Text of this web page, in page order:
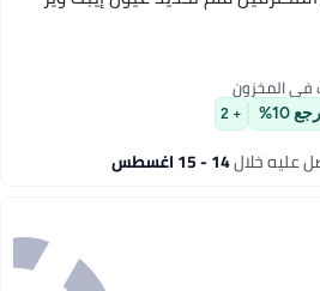
10%
+ 2
عليه خلال14 - 15 اغسطس